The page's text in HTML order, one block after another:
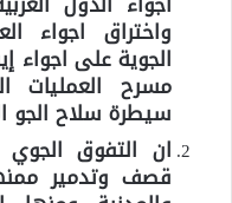
واختراق اجواء
الجوية على اجواء
مسرح العمليات
سيطرة سلاح الجو
ان التفوق الجوي
قصف وتدمير